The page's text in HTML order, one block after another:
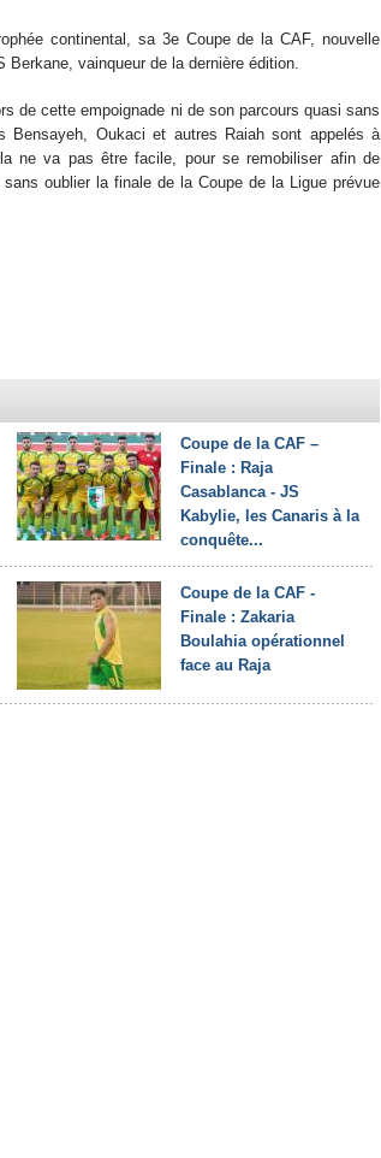
continental, sa 3e Coupe de la CAF, nouvelle
Berkane, vainqueur de la dernière édition.
de cette empoignade ni de son parcours quasi sans
Oukaci et autres Raiah sont appelés à
ne va pas être facile, pour se remobiliser afin de
oublier la finale de la Coupe de la Ligue prévue
Coupe de la CAF –
Finale : Raja
Casablanca - JS
Kabylie, les Canaris à la
conquête...
Coupe de la CAF -
Finale : Zakaria
Boulahia opérationnel
face au Raja